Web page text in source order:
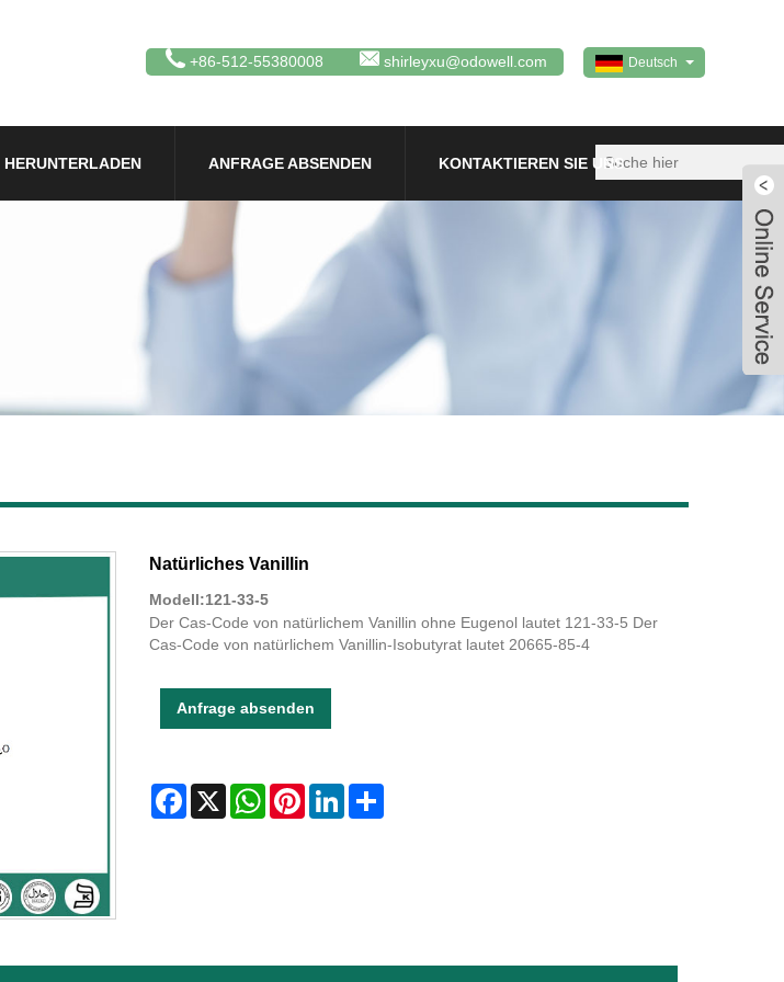
Deutsch
+86-512-55380008 shirleyxu@odowell.com
HERUNTERLADEN ANFRAGE ABSENDEN KONTAKTIEREN SIE UNS
Natürliches Vanillin
Modell:121-33-5
Der Cas-Code von natürlichem Vanillin ohne Eugenol lautet 121-33-5 Der
Cas-Code von natürlichem Vanillin-Isobutyrat lautet 20665-85-4
Anfrage absenden
Facebook
X WhatsAppPinterestLinkedInShare